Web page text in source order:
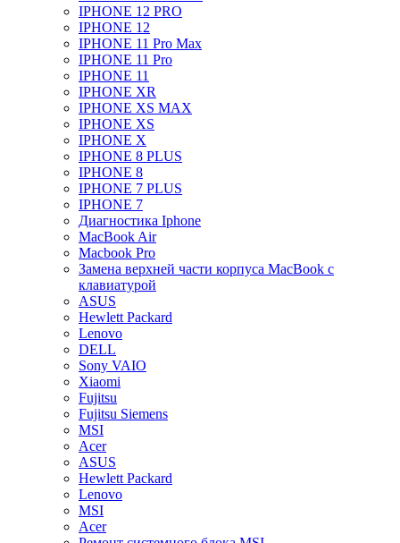
IPHONE 12 PRO
IPHONE 12
IPHONE 11 Pro Max
IPHONE 11 Pro
IPHONE 11
IPHONE XR
IPHONE XS MAX
IPHONE XS
IPHONE X
IPHONE 8 PLUS
IPHONE 8
IPHONE 7 PLUS
IPHONE 7
Диагностика Iphone
MacBook Air
Macbook Pro
Замена верхней части корпуса MacBook с
клавиатурой
ASUS
Hewlett Packard
Lenovo
DELL
Sony VAIO
Xiaomi
Fujitsu
Fujitsu Siemens
MSI
Acer
ASUS
Hewlett Packard
Lenovo
MSI
Acer